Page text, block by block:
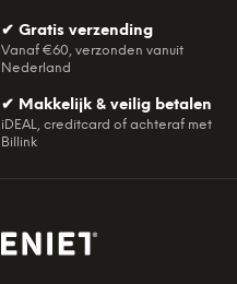
✔ Gratis verzending
Vanaf €60, verzonden vanuit
Nederland
✔ Makkelijk & veilig betalen
iDEAL, creditcard of achteraf met
Billink